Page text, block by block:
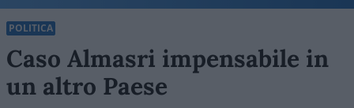
POLITICA
Caso Almasri impensabile in
un altro Paese